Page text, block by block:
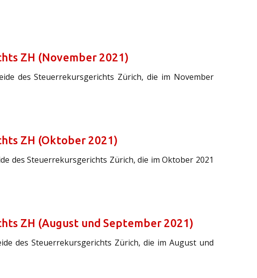
ZH (November 2021)
des Steuerrekursgerichts Zürich, die im November
ZH (Oktober 2021)
des Steuerrekursgerichts Zürich, die im Oktober 2021
ZH (August und September 2021)
des Steuerrekursgerichts Zürich, die im August und